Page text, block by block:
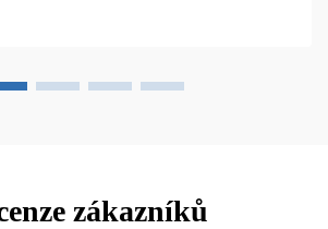
zákazníků